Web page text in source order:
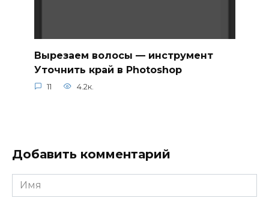
Вырезаем волосы — инструмент
Уточнить край в Photoshop
11 4.2к.
Добавить комментарий
Имя
*